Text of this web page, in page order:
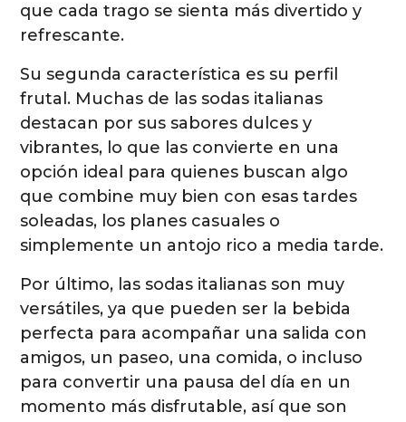
que cada trago se sienta más divertido y
refrescante.
Su segunda característica es su perfil
frutal. Muchas de las sodas italianas
destacan por sus sabores dulces y
vibrantes, lo que las convierte en una
opción ideal para quienes buscan algo
que combine muy bien con esas tardes
soleadas, los planes casuales o
simplemente un antojo rico a media tarde.
Por último, las sodas italianas son muy
versátiles, ya que pueden ser la bebida
perfecta para acompañar una salida con
amigos, un paseo, una comida, o incluso
para convertir una pausa del día en un
momento más disfrutable, así que son